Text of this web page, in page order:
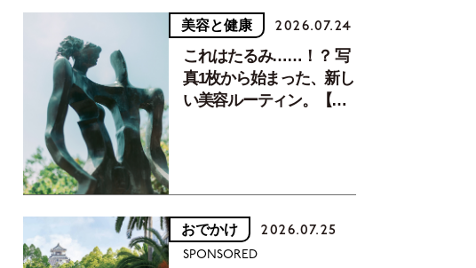
美容と健康 2026.07.24
これはたるみ……！？ 写
真1枚から始まった、新し
い美容ルーティン。【中
おでかけ 2026.07.25
SPONSORED